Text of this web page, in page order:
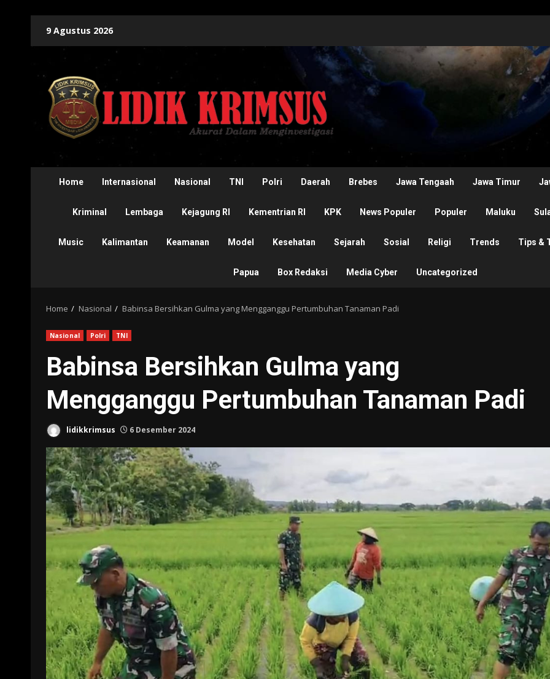
content
9 Agustus 2026
Home Internasional Nasional TNI Polri Daerah Brebes Jawa Tengaah Jawa Timur
Kriminal Lembaga Kejagung RI Kementrian RI KPK News Populer Populer Maluku
Music Kalimantan Keamanan Model Kesehatan Sejarah Sosial Religi Trends Tips &
Papua Box Redaksi Media Cyber Uncategorized
Home Nasional Babinsa Bersihkan Gulma yang Mengganggu Pertumbuhan Tanaman Padi
Nasional Polri TNI
Babinsa Bersihkan Gulma yang
Mengganggu Pertumbuhan Tanaman Padi
lidikkrimsus 6 Desember 2024